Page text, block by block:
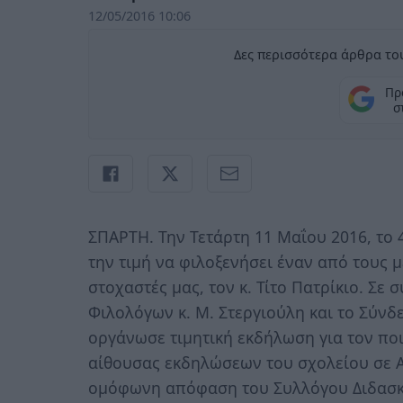
12/05/2016 10:06
Δες περισσότερα άρθρα
ΣΠΑΡΤΗ. Την Τετάρτη 11 Μαΐου 2016, το
την τιμή να φιλοξενήσει έναν από τους
στοχαστές μας, τον κ. Τίτο Πατρίκιο.
Φιλολόγων κ. Μ. Στεργιούλη και το
οργάνωσε τιμητική εκδήλωση για τον
αίθουσας εκδηλώσεων του σχολείου σε
ομόφωνη απόφαση του Συλλόγου